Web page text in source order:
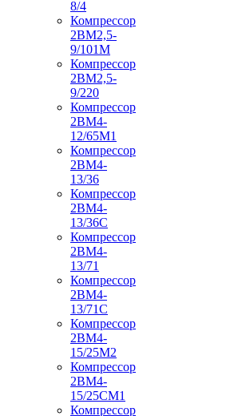
8/4
Компрессор
2ВМ2,5-
9/101М
Компрессор
2ВМ2,5-
9/220
Компрессор
2ВМ4-
12/65М1
Компрессор
2ВМ4-
13/36
Компрессор
2ВМ4-
13/36С
Компрессор
2ВМ4-
13/71
Компрессор
2ВМ4-
13/71С
Компрессор
2ВМ4-
15/25М2
Компрессор
2ВМ4-
15/25СМ1
Компрессор